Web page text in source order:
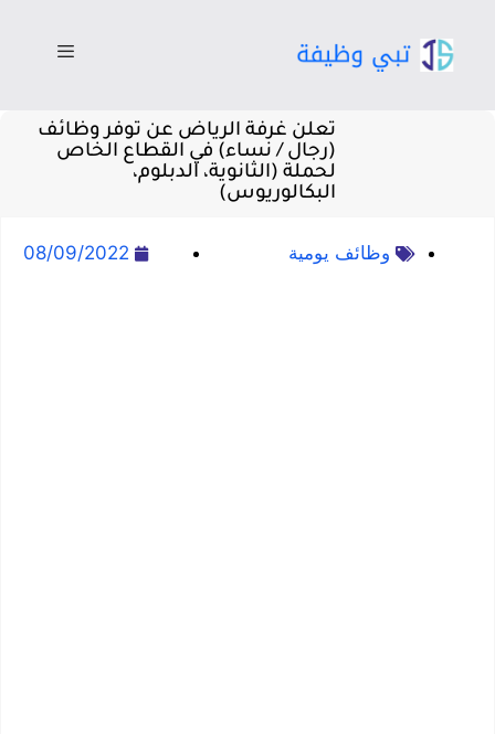
تعلن غرفة الرياض عن توفر وظائف
(رجال / نساء) في القطاع الخاص
لحملة (الثانوية، الدبلوم،
البكالوريوس)
وظائف يومية 08/09/2022